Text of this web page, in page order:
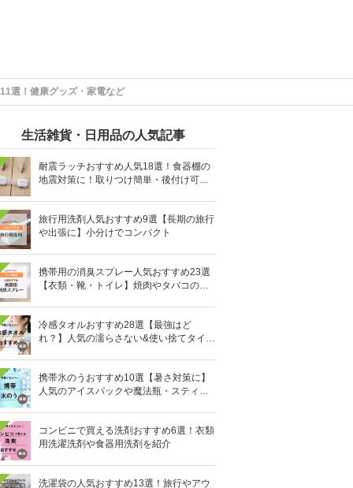
選！健康グッズ・家電など
生活雑貨・日用品の人気記事
耐震ラッチおすすめ人気18選！食器棚の
地震対策に！取りつけ簡単・後付け可能
旅行用洗剤人気おすすめ9選【長期の旅行
や出張に】小分けでコンパクト
携帯用の消臭スプレー人気おすすめ23選
【衣類・靴・トイレ】焼肉やタバコのニ
冷感タオルおすすめ28選【最強はど
れ？】人気の濡らさない&使い捨てタイプ
携帯氷のうおすすめ10選【暑さ対策に】
人気のアイスパックや魔法瓶・スティッ
コンビニで買える洗剤おすすめ6選！衣類
用洗濯洗剤や食器用洗剤を紹介
洗濯袋の人気おすすめ13選！旅行やアウ